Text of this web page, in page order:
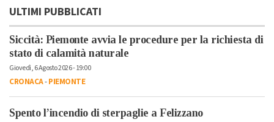
ULTIMI PUBBLICATI
Siccità: Piemonte avvia le procedure per la richiesta di
stato di calamità naturale
Giovedì, 6 Agosto 2026 - 19:00
CRONACA-PIEMONTE
Spento l’incendio di sterpaglie a Felizzano